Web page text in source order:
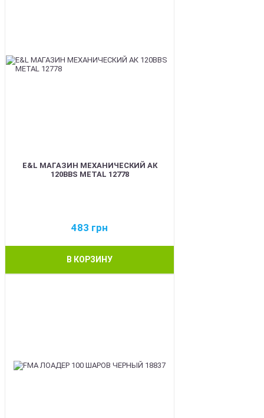
E&L МАГАЗИН МЕХАНИЧЕСКИЙ АК
120BBS METAL 12778
483 грн
В КОРЗИНУ